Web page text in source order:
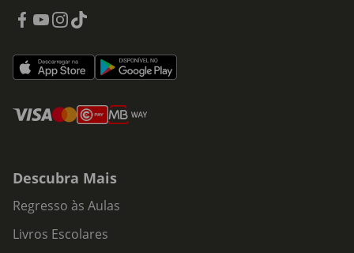
Descubra Mais
Regresso às Aulas
Livros Escolares